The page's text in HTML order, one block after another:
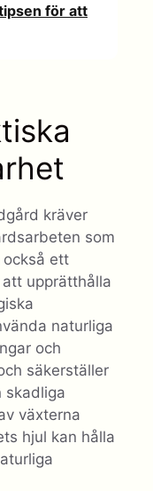
för att
kräver
som
också ett
upprätthålla
naturliga
och
säkerställer
skadliga
växterna
hjul kan hålla